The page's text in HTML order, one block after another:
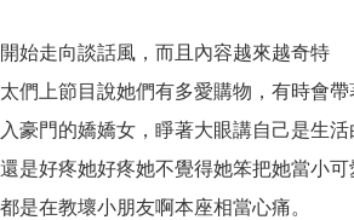
始走向談話風，而且內容越來越奇特
們上節目說她們有多愛購物，有時會
豪門的嬌嬌女，睜著大眼講自己是生
是好疼她好疼她不覺得她笨把她當小
是在教壞小朋友啊本座相當心痛。